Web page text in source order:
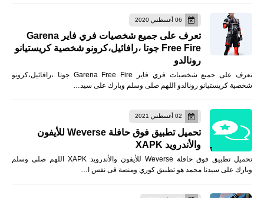
06 أغسطس 2020
تعرف على جميع شخصيات فري فاير Garena
Free Fire جوتا ،رافائيل،كرونو شخصية كريستيانو
رونالدو
تعرف على جميع شخصيات فري فاير Garena Free Fire جوتا ،رافائيل،كرونو
شخصية كريستيانو رونالدو اللهم صلى وسلم وبارك على سيد…
02 أغسطس 2021
تحميل تطبيق فوق حافلة Weverse للأيفون
والأندرويد XAPK
تحميل تطبيق فوق حافلة Weverse للأيفون والأندرويد XAPK اللهم صلى وسلم
وبارك على سيدنا محمد هو تطبيق كوري ومنصة فى نفس ا…